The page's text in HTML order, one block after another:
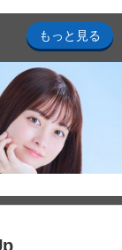
もっと見る